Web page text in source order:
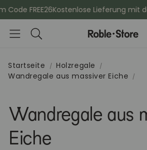
FREE26Kostenlose Lieferung mit
Suche
Sideboards
Startseite
Holzregale
Wandregale aus massiver Eiche
Wandregale aus
Eiche